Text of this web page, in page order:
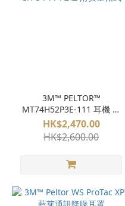
3M™ PELTOR™
MT74H52P3E-111 耳機 耳
罩 CH-3 PTT FLX2 附安全帽
式
HK$2,470.00
HK$2,600.00